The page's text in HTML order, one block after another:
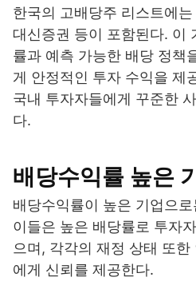
한국의 고배당주 리스트에
대신증권 등이 포함된다. 이
률과 예측 가능한 배당 정책
게 안정적인 투자 수익을 제
국내 투자자들에게 꾸준한
다.
배당수익률 높은
배당수익률이 높은 기업으
이들은 높은 배당률로 투자
으며, 각각의 재정 상태 또
에게 신뢰를 제공한다.